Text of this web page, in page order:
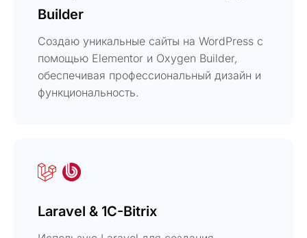
Builder
Создаю уникальные сайты на WordPress с
помощью Elementor и Oxygen Builder,
обеспечивая профессиональный дизайн и
функциональность.
Laravel & 1C-Bitrix